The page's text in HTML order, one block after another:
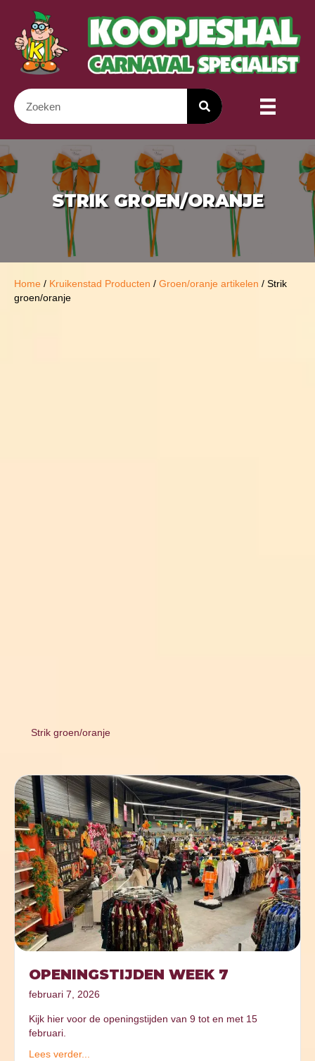
STRIK GROEN/ORANJE
Home / Kruikenstad Producten / Groen/oranje artikelen / Strik
groen/oranje
Strik groen/oranje
OPENINGSTIJDEN WEEK 7
februari 7, 2026
Kijk hier voor de openingstijden van 9 tot en met 15
februari.
Lees verder...